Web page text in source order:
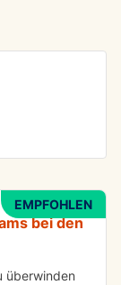
EMPFOHLEN
bei den
überwinden